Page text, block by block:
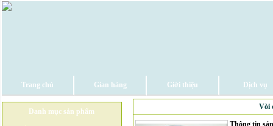
Trang chủ Gian hàng Giới thiệu Dịch vụ
Danh mục sản phẩm
Vòi
Thông tin